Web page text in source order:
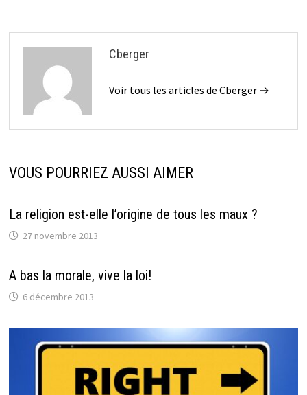
Cberger
Voir tous les articles de Cberger →
VOUS POURRIEZ AUSSI AIMER
La religion est-elle l’origine de tous les maux ?
27 novembre 2013
A bas la morale, vive la loi!
6 décembre 2013